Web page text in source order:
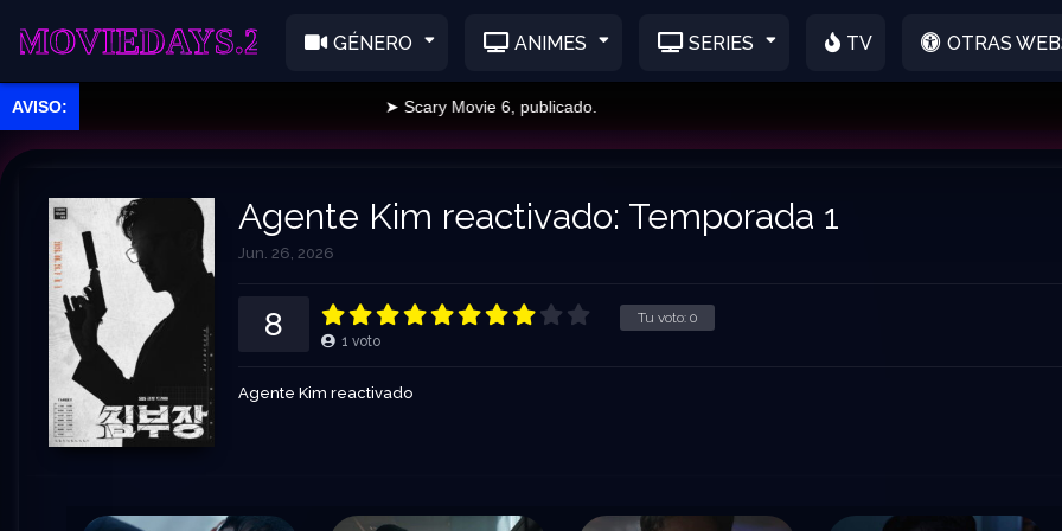
GÉNERO ANIMES SERIES TV OTRAS
➤ Scary Movie 6, publicado.
Agente Kim reactivado: Temporada 1
Jun. 26, 2026
Tu voto: 0
8 1 voto
Agente Kim reactivado